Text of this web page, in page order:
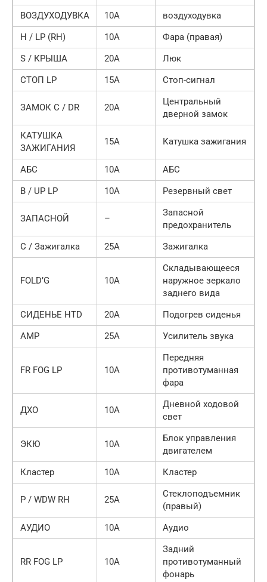
ВОЗДУХОДУВКА 10А
воздуходувка
H / LP (RH)
10А
Фара (правая)
S / КРЫША
20А
Люк
СТОП LP
15А Стоп-сигнал
ЗАМОК C / DR 20А
Центральный
дверной замок
КАТУШКА
ЗАЖИГАНИЯ
15А Катушка зажигания
АБС 10А
АБС
B / UP LP
10А Резервный свет
ЗАПАСНОЙ –
Запасной
предохранитель
С / Зажигалка
25А Зажигалка
FOLD’G 10А
Складывающееся
наружное зеркало
заднего вида
СИДЕНЬЕ HTD
20А
Подогрев сиденья
AMP
25А Усилитель звука
FR FOG LP 10А
Передняя
противотуманная
фара
ДХО 10А
Дневной ходовой
свет
ЭКЮ 10А
Блок управления
двигателем
Кластер
10А Кластер
P / WDW RH 25А
Стеклоподъемник
(правый)
АУДИО
10А Аудио
RR FOG LP 10А
Задний
противотуманный
фонарь